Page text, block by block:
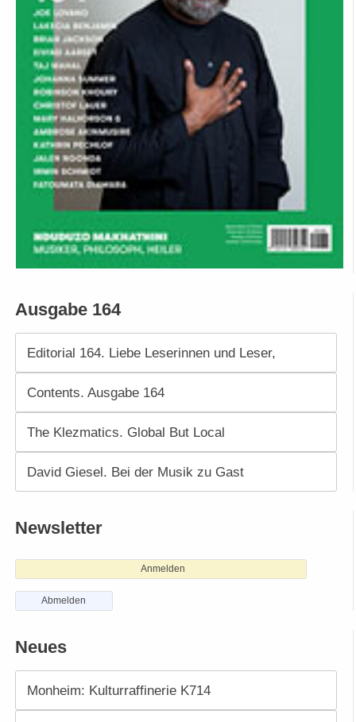
Ausgabe 164
Editorial 164. Liebe Leserinnen und Leser,
Contents. Ausgabe 164
The Klezmatics. Global But Local
David Giesel. Bei der Musik zu Gast
Newsletter
Anmelden
Abmelden
Neues
Monheim: Kulturraffinerie K714